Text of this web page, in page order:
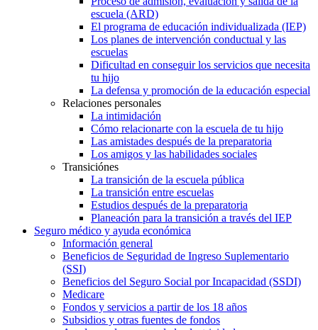
escuela (ARD)
El programa de educación individualizada (IEP)
Los planes de intervención conductual y las
escuelas
Dificultad en conseguir los servicios que necesita
tu hijo
La defensa y promoción de la educación especial
Relaciones personales
La intimidación
Cómo relacionarte con la escuela de tu hijo
Las amistades después de la preparatoria
Los amigos y las habilidades sociales
Transiciónes
La transición de la escuela pública
La transición entre escuelas
Estudios después de la preparatoria
Planeación para la transición a través del IEP
Seguro médico y ayuda económica
Información general
Beneficios de Seguridad de Ingreso Suplementario
(SSI)
Beneficios del Seguro Social por Incapacidad (SSDI)
Medicare
Fondos y servicios a partir de los 18 años
Subsidios y otras fuentes de fondos